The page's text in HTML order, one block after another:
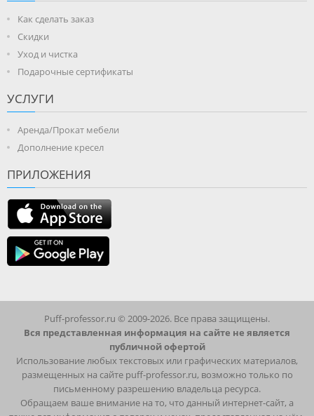
Как сделать заказ
Скидки
Уход и чистка
Подарочные сертификаты
УСЛУГИ
Аренда/Прокат мебели
Дополнение кресел
ПРИЛОЖЕНИЯ
Puff-professor.ru © 2009-2026. Все права защищены.
Вся представленная информация на сайте не является
публичной офертой
Использование любых текстовых или графических материалов,
размещенных на сайте puff-professor.ru, возможно только по
письменному разрешению владельца ресурса.
Обращаем ваше внимание на то, что данный интернет-сайт, а